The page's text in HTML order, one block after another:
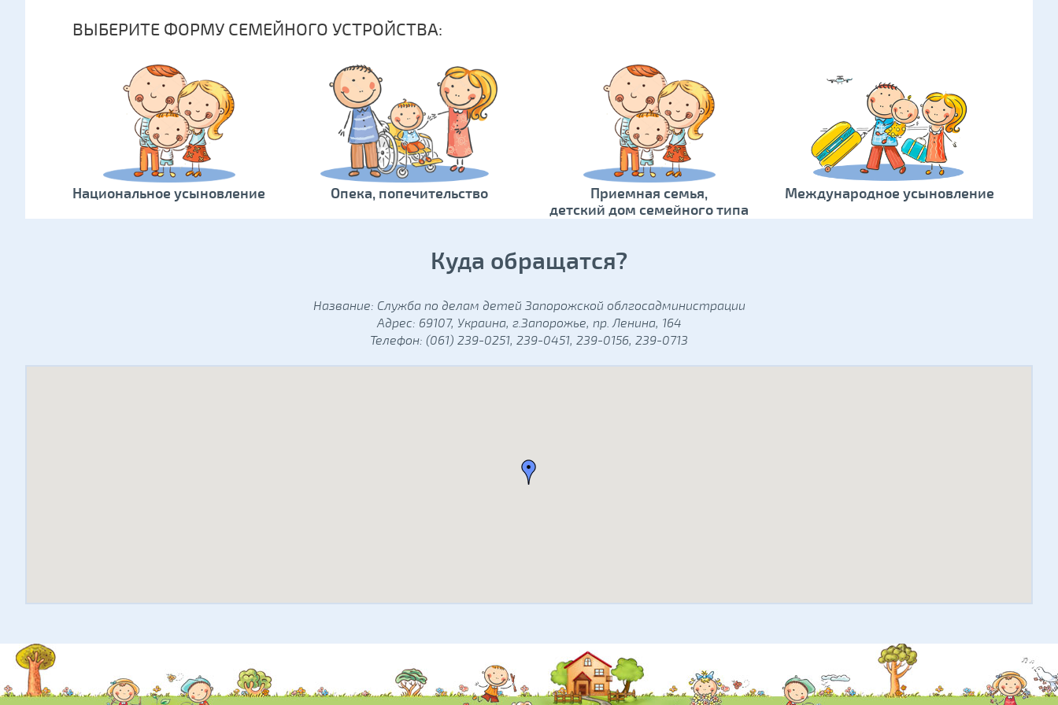
ВЫБЕРИТЕ ФОРМУ СЕМЕЙНОГО УСТРОЙСТВА:
Национальное усыновление Опека, попечительство
Приемная семья,
детский дом семейного типа
Международное усыновление
Куда обращатся?
Название: Служба по делам детей Запорожской облгосадминистрации
Адрес: 69107, Украина, г.Запорожье, пр. Ленина, 164
Телефон: (061) 239-0251, 239-0451, 239-0156, 239-0713